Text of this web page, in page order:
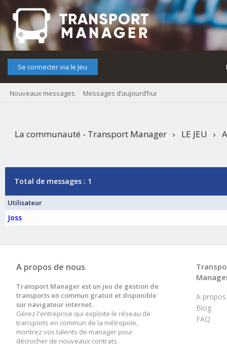
Se connecter via le Jeu
Nouveaux messages Messages d’aujourd’hui
La communauté - Transport Manager › LE JEU ›
Total de messages : 1
Utilisateur
Joss
A propos de nous
Transport Manager est un jeu de gestion de
transports en commun gratuit et disponible
sur navigateur internet.
Gérez l'entreprise qui exploite le réseau de
transports en commun de la métropole,
montrez vos talents de manager pour
décrocher de nouveaux contrats.
A propos
Blog
FAQ